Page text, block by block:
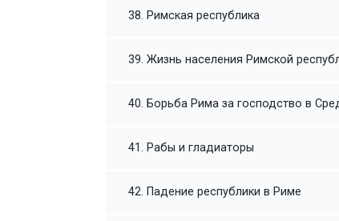
38. Римская республика
39. Жизнь населения Римской
40. Борьба Рима за господство в
41. Рабы и гладиаторы
42. Падение республики в Риме